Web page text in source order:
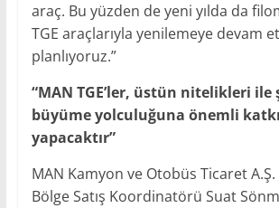
araç. Bu yüzden de yeni yılda da
TGE araçlarıyla yenilemeye devam
planlıyoruz.”
“MAN TGE’ler, üstün nitelikleri
büyüme yolculuğuna önemli
yapacaktır”
MAN Kamyon ve Otobüs Ticaret
Bölge Satış Koordinatörü Suat